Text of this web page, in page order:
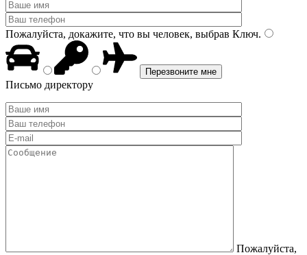
Пожалуйста, докажите, что вы человек, выбрав Ключ.
Письмо директору
Пожалуйста,